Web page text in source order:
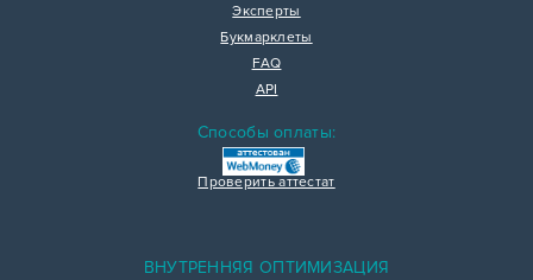
Эксперты
Букмарклеты
FAQ
API
Способы оплаты:
Проверить аттестат
ВНУТРЕННЯЯ ОПТИМИЗАЦИЯ